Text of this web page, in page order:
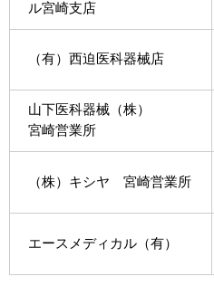
ル宮崎支店
（有）西迫医科器械店
山下医科器械（株）
宮崎営業所
（株）キシヤ 宮崎営業所
エースメディカル（有）